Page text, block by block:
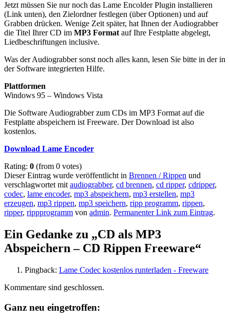
Jetzt müssen Sie nur noch das Lame Encolder Plugin installieren
(Link unten), den Zielordner festlegen (über Optionen) und auf
Grabben drücken. Wenige Zeit später, hat Ihnen der Audiograbber
die Titel Ihrer CD im MP3 Format auf Ihre Festplatte abgelegt,
Liedbeschriftungen inclusive.
Was der Audiograbber sonst noch alles kann, lesen Sie bitte in der in
der Software integrierten Hilfe.
Plattformen
Windows 95 – Windows Vista
Die Software Audiograbber zum CDs im MP3 Format auf die
Festplatte abspeichern ist Freeware. Der Download ist also
kostenlos.
Download Lame Encoder
Rating: 0 (from 0 votes)
Dieser Eintrag wurde veröffentlicht in Brennen / Rippen und
verschlagwortet mit audiograbber, cd brennen, cd ripper, cdripper,
codec, lame encoder, mp3 abspeichern, mp3 erstellen, mp3
erzeugen, mp3 rippen, mp3 speichern, ripp programm, rippen,
ripper, rippprogramm von admin. Permanenter Link zum Eintrag.
Ein Gedanke zu „CD als MP3
Abspeichern – CD Rippen Freeware“
Pingback: Lame Codec kostenlos runterladen - Freeware
Kommentare sind geschlossen.
Ganz neu eingetroffen: